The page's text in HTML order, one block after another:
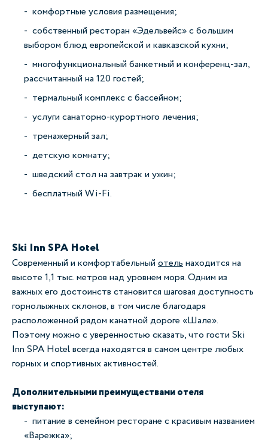
комфортные условия размещения;
собственный ресторан «Эдельвейс» с большим
выбором блюд европейской и кавказской кухни;
многофункциональный банкетный и конференц-зал,
рассчитанный на 120 гостей;
термальный комплекс с бассейном;
услуги санаторно-курортного лечения;
тренажерный зал;
детскую комнату;
шведский стол на завтрак и ужин;
бесплатный Wi-Fi.
Ski Inn SPA Hotel
Современный и комфортабельный отельнаходится на
высоте 1,1 тыс. метров над уровнем моря. Одним из
важных его достоинств становится шаговая доступность
горнолыжных склонов, в том числе благодаря
расположенной рядом канатной дороге «Шале».
Поэтому можно с уверенностью сказать, что гости Ski
Inn SPA Hotel всегда находятся в самом центре любых
горных и спортивных активностей.
Дополнительными преимуществами отеля
выступают:
питание в семейном ресторане с красивым названием
«Варежка»;